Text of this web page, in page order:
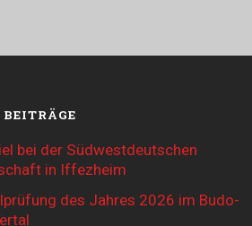
BEITRÄGE
bei der Südwestdeutschen
in Iffezheim
des Jahres 2026 im Budo-